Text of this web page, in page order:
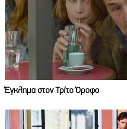
Έγκλημα στον Τρίτο Όροφο